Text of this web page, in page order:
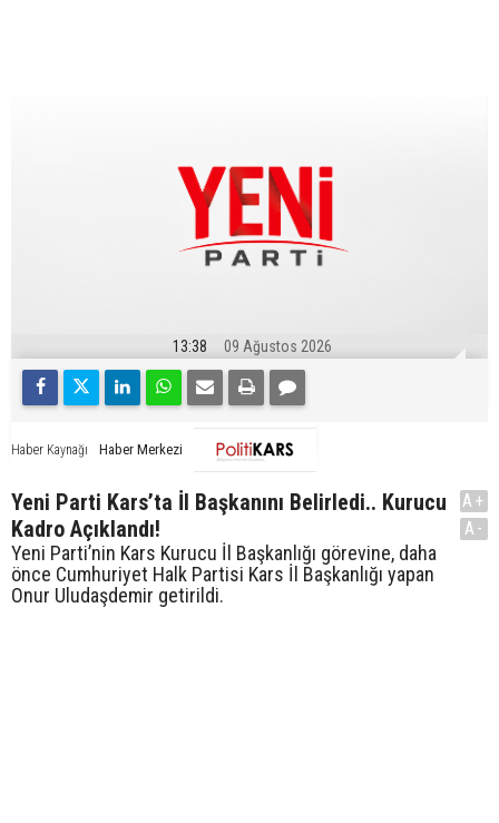
13:38 09 Ağustos 2026
Haber Kaynağı Haber Merkezi
Yeni Parti Kars’ta İl Başkanını Belirledi.. Kurucu
Kadro Açıklandı!
Yeni Parti’nin Kars Kurucu İl Başkanlığı görevine, daha
önce Cumhuriyet Halk Partisi Kars İl Başkanlığı yapan
Onur Uludaşdemir getirildi.
A+
A-